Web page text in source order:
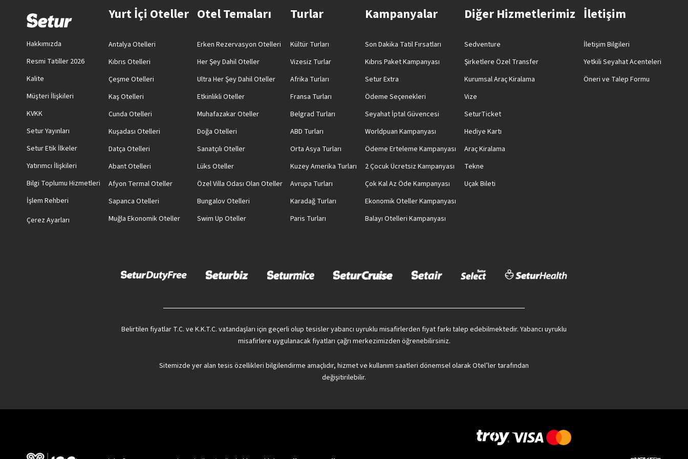
Hakkımızda
Resmi Tatiller 2026
Kalite
Müşteri İlişkileri
KVKK
Setur Yayınları
Setur Etik İlkeler
Yatırımcı İlişkileri
Bilgi Toplumu Hizmetleri
İşlem Rehberi
Çerez Ayarları
Yurt İçi Oteller
Antalya Otelleri
Kıbrıs Otelleri
Çeşme Otelleri
Kaş Otelleri
Cunda Otelleri
Kuşadası Otelleri
Datça Otelleri
Abant Otelleri
Afyon Termal Oteller
Sapanca Otelleri
Muğla Ekonomik Oteller
Otel Temaları
Erken Rezervasyon Otelleri
Her Şey Dahil Oteller
Ultra Her Şey Dahil Oteller
Etkinlikli Oteller
Muhafazakar Oteller
Doğa Otelleri
Sanatçılı Oteller
Lüks Oteller
Özel Villa Odası Olan Oteller
Bungalov Otelleri
Swim Up Oteller
Turlar
Kültür Turları
Vizesiz Turlar
Afrika Turları
Fransa Turları
Belgrad Turları
ABD Turları
Orta Asya Turları
Kuzey Amerika Turları
Avrupa Turları
Karadağ Turları
Paris Turları
Kampanyalar
Son Dakika Tatil Fırsatları
Kıbrıs Paket Kampanyası
Setur Extra
Ödeme Seçenekleri
Seyahat İptal Güvencesi
Worldpuan Kampanyası
Ödeme Erteleme Kampanyası
2 Çocuk Ücretsiz Kampanyası
Çok Kal Az Öde Kampanyası
Ekonomik Oteller Kampanyası
Balayı Otelleri Kampanyası
Diğer Hizmetlerimiz
Sedventure
Şirketlere Özel Transfer
Kurumsal Araç Kiralama
Vize
SeturTicket
Hediye Kartı
Araç Kiralama
Tekne
Uçak Bileti
İletişim
İletişim Bilgileri
Yetkili Seyahat Acenteleri
Öneri ve Talep Formu
Belirtilen fiyatlar T.C. ve K.K.T.C. vatandaşları için geçerli olup tesisler yabancı uyruklu misafirlerden fiyat farkı talep edebilmektedir. Yabancı uyruklu
misafirlere uygulanacak fiyatları çağrı merkezimizden öğrenebilirsiniz.
Sitemizde yer alan tesis özellikleri bilgilendirme amaçlıdır, hizmet ve kullanım saatleri dönemsel olarak Otel’ler tarafından
değişitirilebilir.